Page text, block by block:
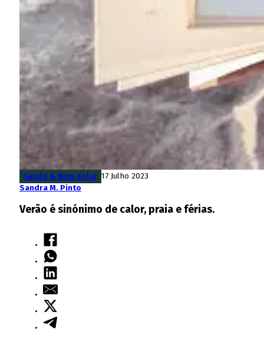
Saúde & Bem-Estar 17 Julho 2023
Sandra M. Pinto
Verão é sinónimo de calor, praia e férias.